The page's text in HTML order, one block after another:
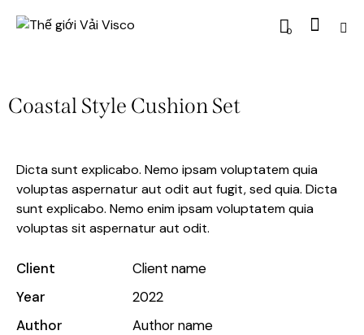
0
Coastal Style Cushion Set
Dicta sunt explicabo. Nemo ipsam voluptatem quia
voluptas aspernatur aut odit aut fugit, sed quia. Dicta
sunt explicabo. Nemo enim ipsam voluptatem quia
voluptas sit aspernatur aut odit.
Client
Client name
Year
2022
Author
Author name